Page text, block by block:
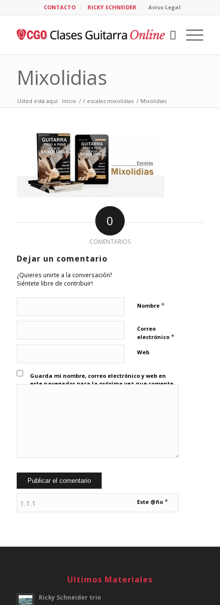
CONTACTO RICKY SCHNEIDER Aviso Legal
Mixolidias
Usted está aquí: Inicio / / escalas mixolidias / Mixolidias
0
COMENTARIOS
Dejar un comentario
¿Quieres unirte a la conversación?
Siéntete libre de contribuir!
Nombre *
Correo
electrónico *
Web
Guarda mi nombre, correo electrónico y web en
este navegador para la próxima vez que comente.
Este @ño *
Ultimos Materiales
Ricky Schneider trio